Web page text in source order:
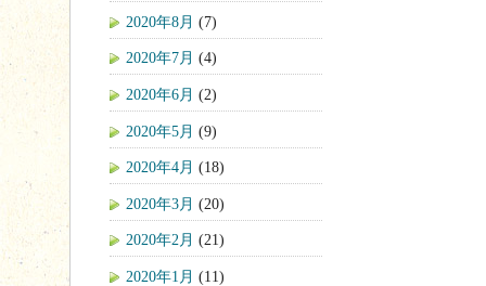
2020年8月 (7)
2020年7月 (4)
2020年6月 (2)
2020年5月 (9)
2020年4月 (18)
2020年3月 (20)
2020年2月 (21)
2020年1月 (11)